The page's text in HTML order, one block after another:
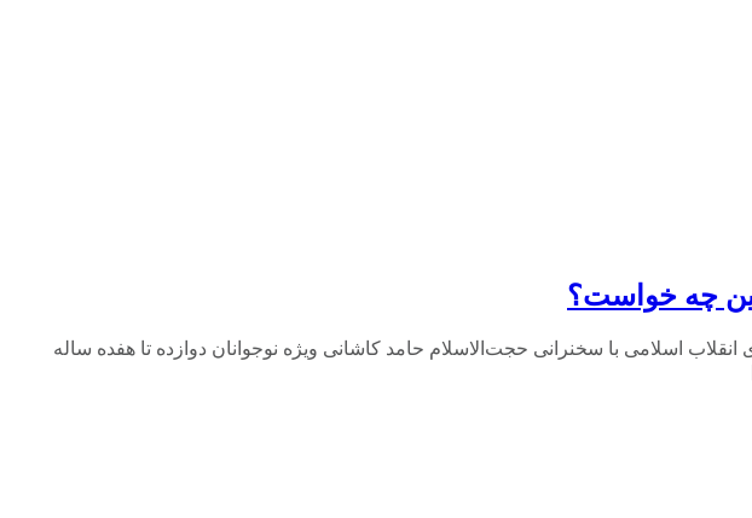
چه خواست؟
۱۹ تیرماه به مدت ۸ شب در مجموعه فرهنگی شهدای انقلاب اسلامی با سخنرانی حجت‌الاسلام حامد کاشانی ویژه نوجوانان دوازده تا هفده ساله